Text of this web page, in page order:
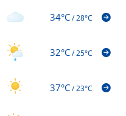
34°C/28°C
32°C/25°C
37°C/23°C